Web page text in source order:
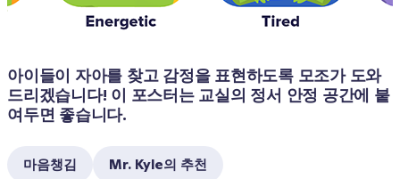
아이들이 자아를 찾고 감정을 표현하도록 모조가 도와
드리겠습니다! 이 포스터는 교실의 정서 안정 공간에 붙
여두면 좋습니다.
마음챙김 Mr. Kyle의 추천